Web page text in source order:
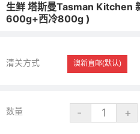
生鲜 塔斯曼Tasman Kitchen
600g+西冷800g )
清关方式 澳新直邮(默认)
数量